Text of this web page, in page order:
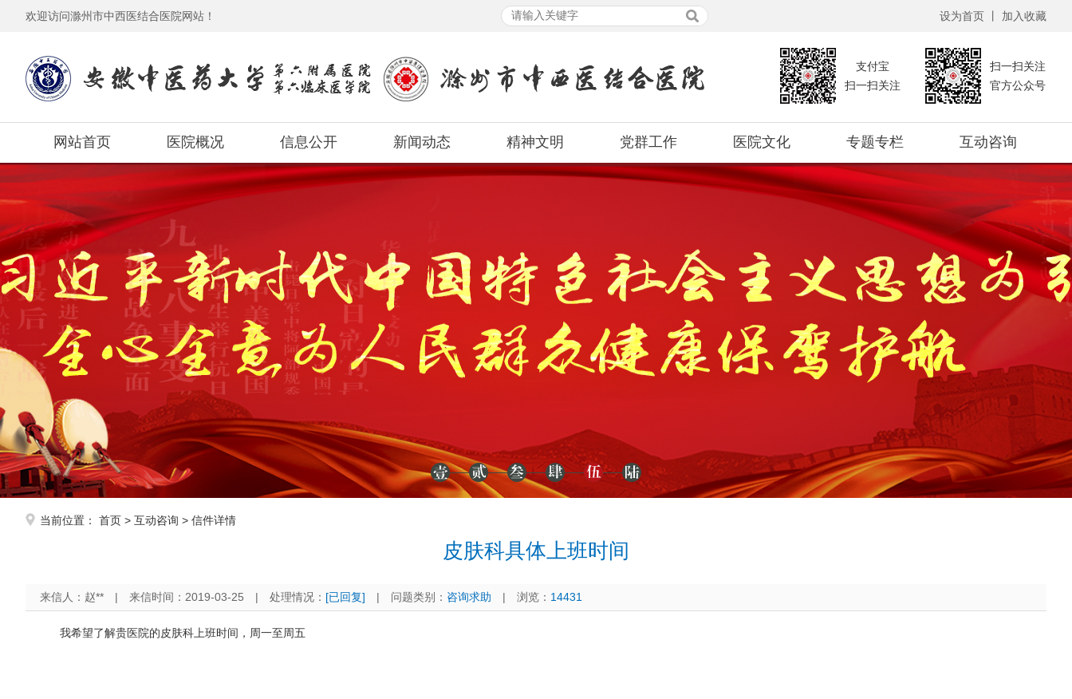
欢迎访问滁州市中西医结合医院网站！ 设为首页 加入收藏
支付宝
扫一扫关注
扫一扫关注
官方公众号
网站首页 医院概况 信息公开 新闻动态 精神文明 党群工作 医院文化 专题专栏 互动咨询
当前位置： 首页 > 互动咨询 > 信件详情
皮肤科具体上班时间
来信人：赵** | 来信时间：2019-03-25 | 处理情况： [已回复] | 问题类别： 咨询求助 | 浏览： 14431
我希望了解贵医院的皮肤科上班时间，周一至周五